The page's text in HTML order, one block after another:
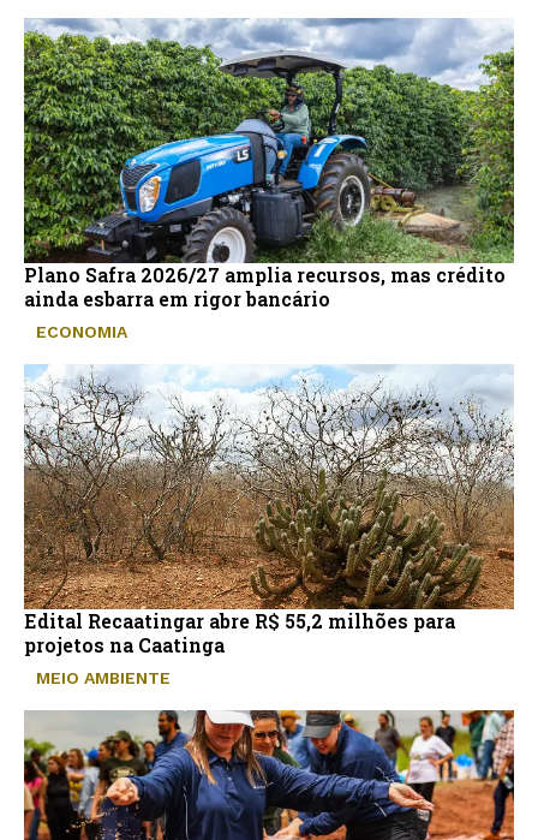
Plano Safra 2026/27 amplia recursos, mas crédito
ainda esbarra em rigor bancário
ECONOMIA
Edital Recaatingar abre R$ 55,2 milhões para
projetos na Caatinga
MEIO AMBIENTE